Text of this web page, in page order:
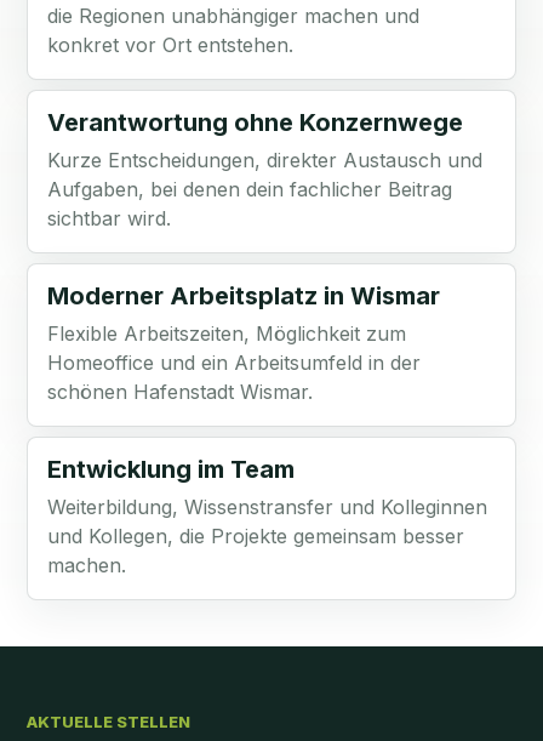
die Regionen unabhängiger machen und
konkret vor Ort entstehen.
Verantwortung ohne Konzernwege
Kurze Entscheidungen, direkter Austausch und
Aufgaben, bei denen dein fachlicher Beitrag
sichtbar wird.
Moderner Arbeitsplatz in Wismar
Flexible Arbeitszeiten, Möglichkeit zum
Homeoffice und ein Arbeitsumfeld in der
schönen Hafenstadt Wismar.
Entwicklung im Team
Weiterbildung, Wissenstransfer und Kolleginnen
und Kollegen, die Projekte gemeinsam besser
machen.
AKTUELLE STELLEN